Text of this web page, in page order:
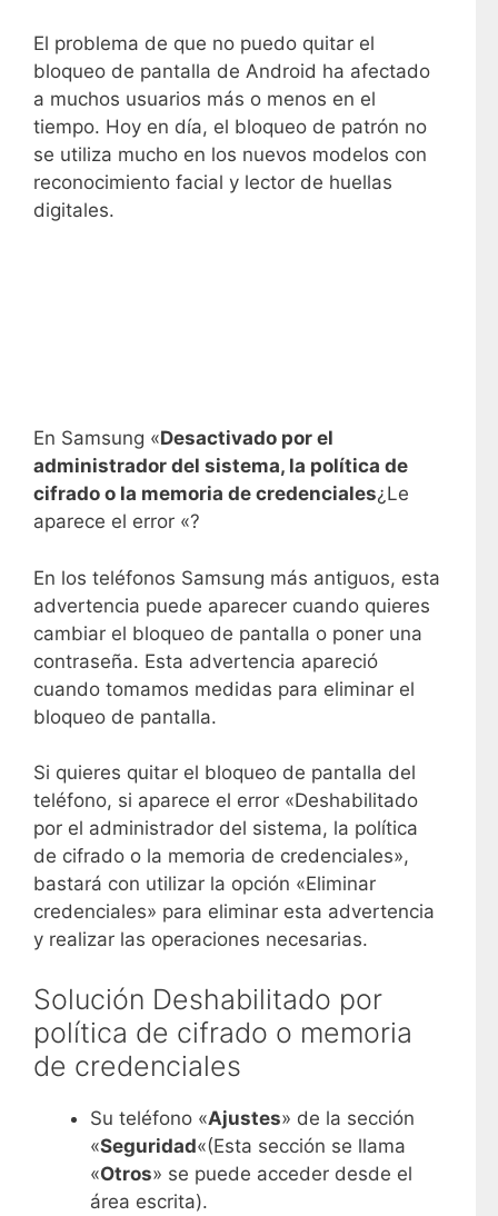
El problema de que no puedo quitar el
bloqueo de pantalla de Android ha afectado
a muchos usuarios más o menos en el
tiempo. Hoy en día, el bloqueo de patrón no
se utiliza mucho en los nuevos modelos con
reconocimiento facial y lector de huellas
digitales.
En Samsung «Desactivado por el
administrador del sistema, la política de
cifrado o la memoria de credenciales¿Le
aparece el error «?
En los teléfonos Samsung más antiguos, esta
advertencia puede aparecer cuando quieres
cambiar el bloqueo de pantalla o poner una
contraseña. Esta advertencia apareció
cuando tomamos medidas para eliminar el
bloqueo de pantalla.
Si quieres quitar el bloqueo de pantalla del
teléfono, si aparece el error «Deshabilitado
por el administrador del sistema, la política
de cifrado o la memoria de credenciales»,
bastará con utilizar la opción «Eliminar
credenciales» para eliminar esta advertencia
y realizar las operaciones necesarias.
Solución Deshabilitado por
política de cifrado o memoria
de credenciales
Su teléfono «Ajustes» de la sección
«Seguridad«(Esta sección se llama
«Otros» se puede acceder desde el
área escrita).